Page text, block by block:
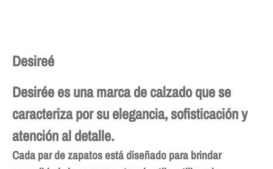
Desireé
Desirée es una marca de calzado que se
caracteriza por su elegancia, sofisticación y
atención al detalle.
Cada par de zapatos está diseñado para brindar